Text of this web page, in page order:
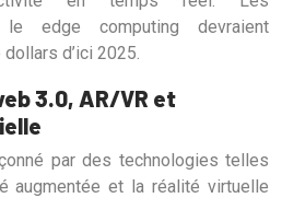
le edge computing devraient
d’ici 2025.
3.0, AR/VR et
par des technologies telles
augmentée et la réalité virtuelle